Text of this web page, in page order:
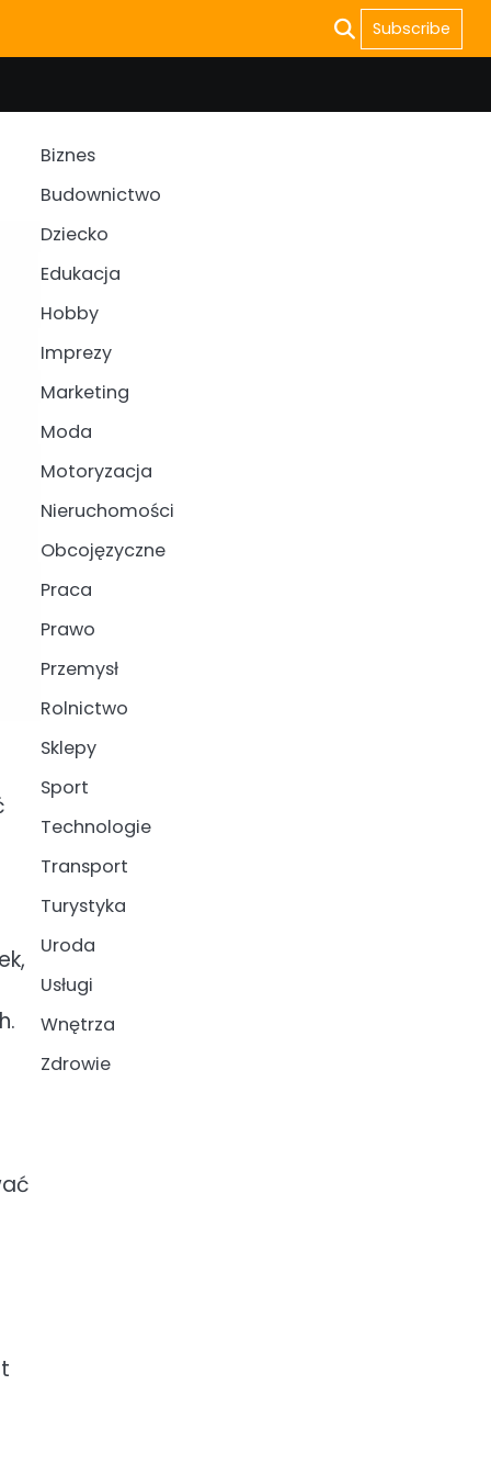
Subscribe
Biznes
Budownictwo
Dziecko
Edukacja
Hobby
Imprezy
Marketing
Moda
Motoryzacja
Nieruchomości
Obcojęzyczne
Praca
Prawo
Przemysł
Rolnictwo
Sklepy
Sport
Technologie
Transport
Turystyka
Uroda
Usługi
Wnętrza
Zdrowie